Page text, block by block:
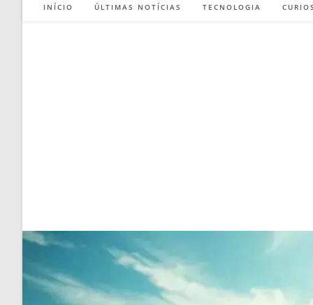
INÍCIO ÚLTIMAS NOTÍCIAS TECNOLOGIA